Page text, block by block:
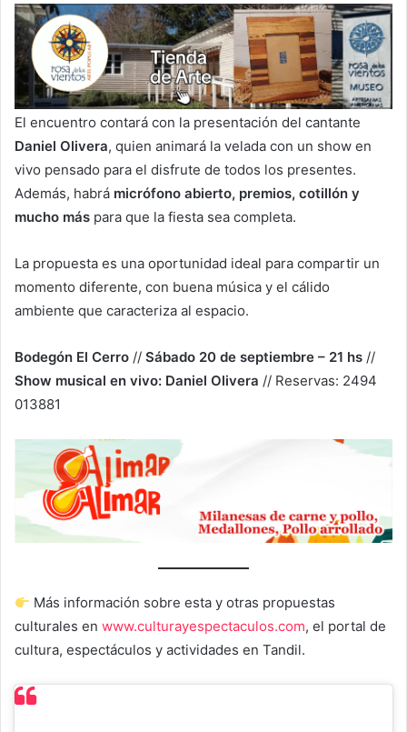
El encuentro contará con la presentación del cantante
Daniel Olivera, quien animará la velada con un show en
vivo pensado para el disfrute de todos los presentes.
Además, habrá micrófono abierto, premios, cotillón y
mucho más para que la fiesta sea completa.
La propuesta es una oportunidad ideal para compartir un
momento diferente, con buena música y el cálido
ambiente que caracteriza al espacio.
Bodegón El Cerro // Sábado 20 de septiembre – 21 hs //
Show musical en vivo: Daniel Olivera // Reservas: 2494
013881
Más información sobre esta y otras propuestas
culturales en www.culturayespectaculos.com, el portal de
cultura, espectáculos y actividades en Tandil.